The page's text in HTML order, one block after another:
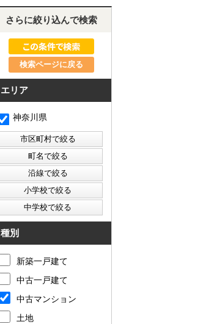
さらに絞り込んで検索
検索ページに戻る
エリア
神奈川県
種別
新築一戸建て
中古一戸建て
中古マンション
土地